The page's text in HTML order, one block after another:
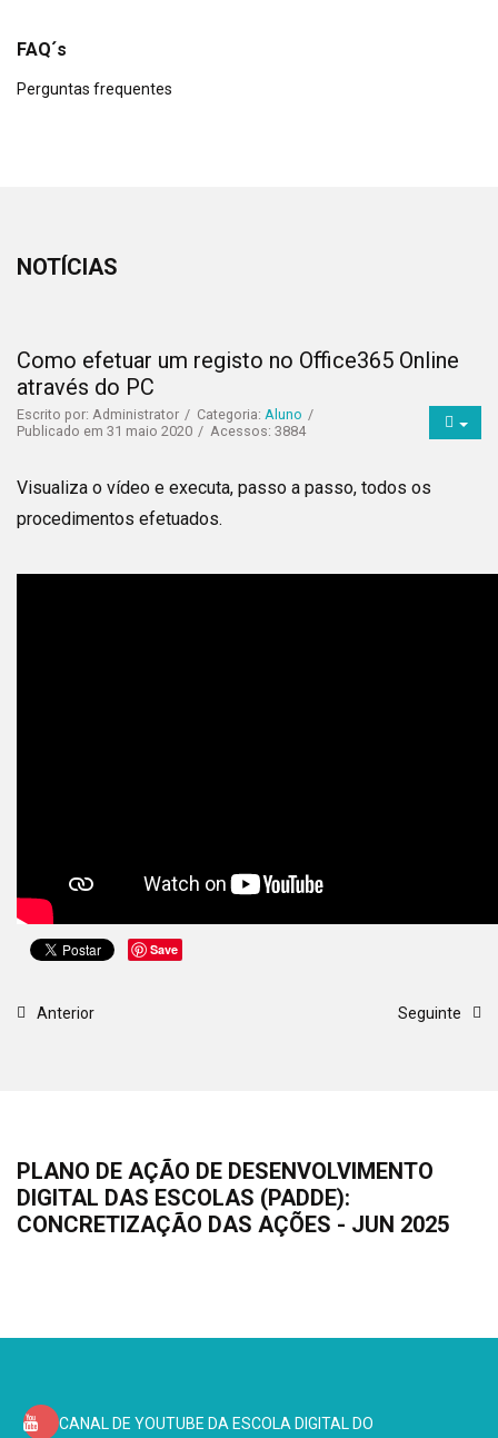
FAQ´s
Perguntas frequentes
NOTÍCIAS
Como efetuar um registo no Office365 Online
através do PC
Escrito por: Administrator Categoria: Aluno
Publicado em 31 maio 2020
Acessos: 3884
Visualiza o vídeo e executa, passo a passo, todos os
procedimentos efetuados.
Save
Anterior Seguinte
PLANO DE AÇÃO DE DESENVOLVIMENTO
DIGITAL DAS ESCOLAS (PADDE):
CONCRETIZAÇÃO DAS AÇÕES - JUN 2025
CANAL DE YOUTUBE DA ESCOLA DIGITAL DO